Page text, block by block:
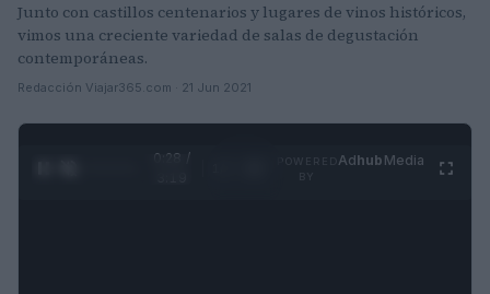
Junto con castillos centenarios y lugares de vinos históricos,
vimos una creciente variedad de salas de degustación
contemporáneas.
Redacción Viajar365.com · 21 Jun 2021
0:31 /
Adhub Media